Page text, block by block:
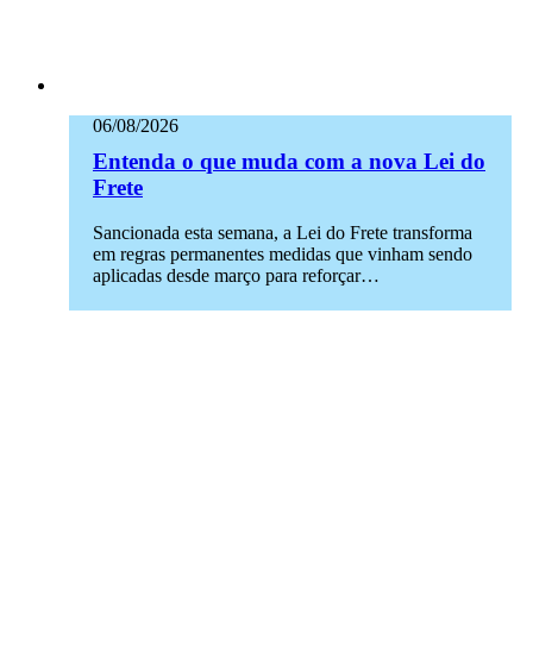
06/08/2026
Entenda o que muda com a nova Lei do
Frete
Sancionada esta semana, a Lei do Frete transforma
em regras permanentes medidas que vinham sendo
aplicadas desde março para reforçar…